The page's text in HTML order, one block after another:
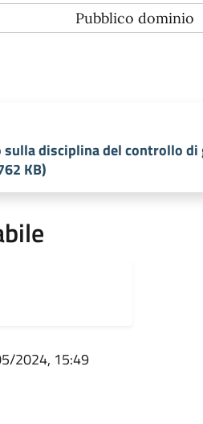
Pubblico dominio
disciplina del controllo di
KB)
2024, 15:49